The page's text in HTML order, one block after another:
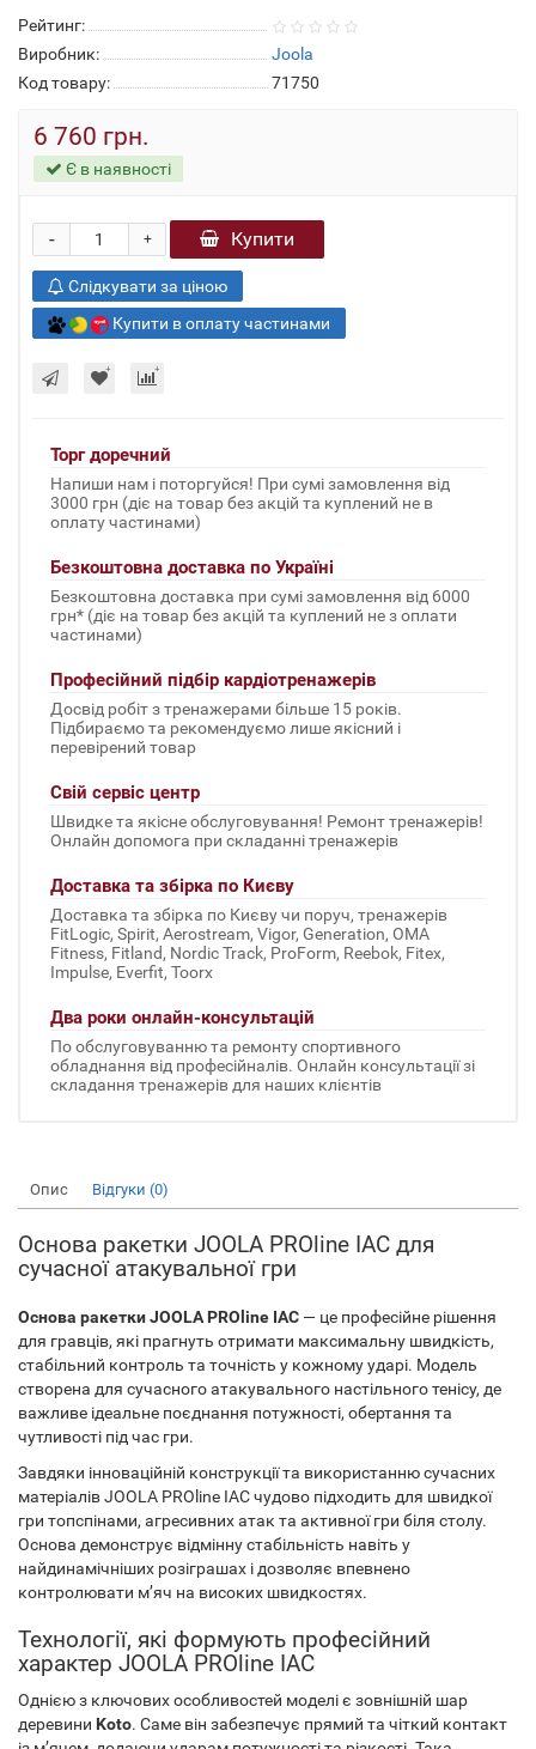
Рейтинг:
Виробник:
Joola
Код товару:
71750
6 760 грн.
Є в наявності
+
- Купити
Слідкувати за ціною
Купити в оплату частинами
Торг доречний
Напиши нам і поторгуйся! При сумі замовлення від
3000 грн (діє на товар без акцій та куплений не в
оплату частинами)
Безкоштовна доставка по Україні
Безкоштовна доставка при сумі замовлення від 6000
грн* (діє на товар без акцій та куплений не з оплати
частинами)
Професійний підбір кардіотренажерів
Досвід робіт з тренажерами більше 15 років.
Підбираємо та рекомендуємо лише якісний і
перевірений товар
Свій сервіс центр
Швидке та якісне обслуговування! Ремонт тренажерів!
Онлайн допомога при складанні тренажерів
Доставка та збірка по Києву
Доставка та збірка по Києву чи поруч, тренажерів
FitLogic, Spirit, Aerostream, Vigor, Generation, OMA
Fitness, Fitland, Nordic Track, ProForm, Reebok, Fitex,
Impulse, Everfit, Toorx
Два роки онлайн-консультацій
По обслуговуванню та ремонту спортивного
обладнання від професійналів. Онлайн консультації зі
складання тренажерів для наших клієнтів
Опис Відгуки (0)
Основа ракетки JOOLA PROline IAC для
сучасної атакувальної гри
Основа ракетки JOOLA PROline IAC — це професійне рішення
для гравців, які прагнуть отримати максимальну швидкість,
стабільний контроль та точність у кожному ударі. Модель
створена для сучасного атакувального настільного тенісу, де
важливе ідеальне поєднання потужності, обертання та
чутливості під час гри.
Завдяки інноваційній конструкції та використанню сучасних
матеріалів JOOLA PROline IAC чудово підходить для швидкої
гри топспінами, агресивних атак та активної гри біля столу.
Основа демонструє відмінну стабільність навіть у
найдинамічніших розіграшах і дозволяє впевнено
контролювати м’яч на високих швидкостях.
Технології, які формують професійний
характер JOOLA PROline IAC
Однією з ключових особливостей моделі є зовнішній шар
деревини Koto. Саме він забезпечує прямий та чіткий контакт